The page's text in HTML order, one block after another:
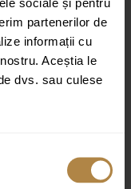
partenerilor de
informații cu
Aceștia le
dvs. sau culese